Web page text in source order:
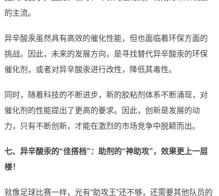
的主流。
异辛酸汞虽然具有高效的催化性能，但也面临着环保方面的
挑战。因此，未来的发展方向，是寻找替代异辛酸汞的环保
催化剂，或者对异辛酸汞进行改性，降低其毒性。
同时，随着科技的不断进步，新的胶粘剂体系不断涌现，对
催化剂的性能提出了更高的要求。因此，创新是发展的动
力，只有不断创新，才能在激烈的市场竞争中脱颖而出。
七、异辛酸汞的“佳搭档”：助剂的“神助攻”，效果更上一层
楼！
就像足球比赛一样，光有“助攻王”还不够，还需要其他队员的